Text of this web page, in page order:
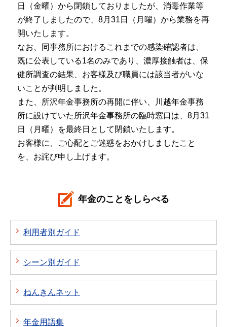
日（金曜）から閉鎖しておりましたが、消毒作業等
が終了しましたので、8月31日（月曜）から業務を再
開いたします。
なお、同事務所におけるこれまでの感染確認者は、
既に公表している1名のみであり、濃厚接触者は、保
健所調査の結果、お客様及び職員には該当者がいな
いことが判明しました。
また、所沢年金事務所の再開に伴い、川越年金事務
所に設けていた所沢年金事務所の臨時窓口は、8月31
日（月曜）を最終日として閉鎖いたします。
お客様に、ご心配とご迷惑をおかけしましたこと
を、お詫び申し上げます。
年金のことをしらべる
利用者別ガイド
シーン別ガイド
ねんきんネット
年金用語集